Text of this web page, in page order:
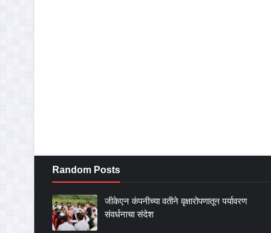
Random Posts
जीकेएन कंपनीच्या वतीने वृक्षारोपणातून पर्यावरण
संवर्धनाचा संदेश